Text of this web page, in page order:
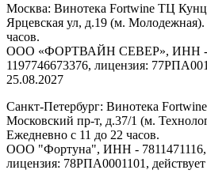
Москва: Винотека Fortwine ТЦ
Ярцевская ул, д.19 (м.
часов.
ООО «ФОРТВАЙН СЕВЕР», ИНН -
1197746673376, лицензия:
25.08.2027
Санкт-Петербург: Винотека
Московский пр-т, д.37/1 (м.
Ежедневно с 11 до 22 часов.
ООО "Фортуна", ИНН - 7811471116,
лицензия: 78РПА0001101,